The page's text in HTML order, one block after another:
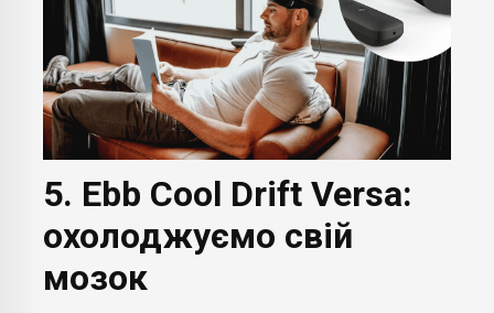
5. Ebb Cool Drift Versa:
охолоджуємо свій
мозок